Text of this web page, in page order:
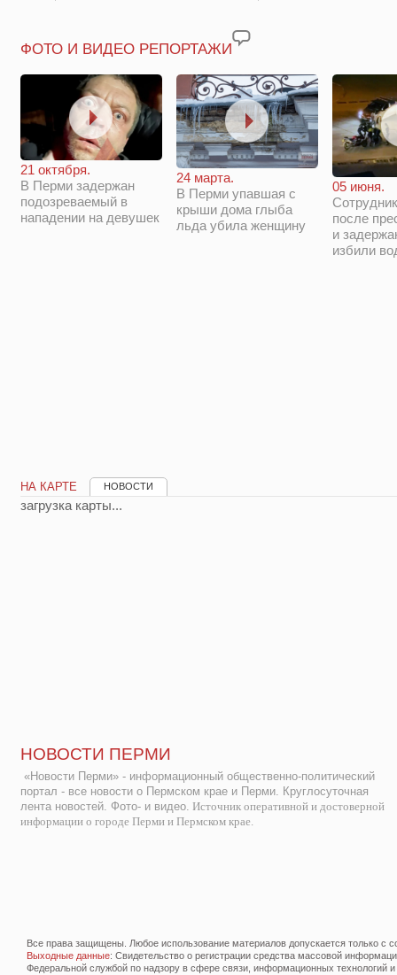
ФОТО И ВИДЕО РЕПОРТАЖИ
21 октября.
В Перми задержан
подозреваемый в
нападении на девушек
24 марта.
В Перми упавшая с
крыши дома глыба
льда убила женщину
05 июня.
после
и
избили
НА КАРТЕ НОВОСТИ
загрузка карты...
НОВОСТИ ПЕРМИ
«Новости Перми» - информационный общественно-политический
портал - все новости о Пермском крае и Перми. Круглосуточная
лента новостей. Фото- и видео. Источник оперативной и достоверной
информации о городе Перми и Пермском крае.
Все права защищены. Любое использование материалов допускается только с
Выходные данные: Свидетельство о регистрации средства массовой
Федеральной службой по надзору в сфере связи, информационных технологий